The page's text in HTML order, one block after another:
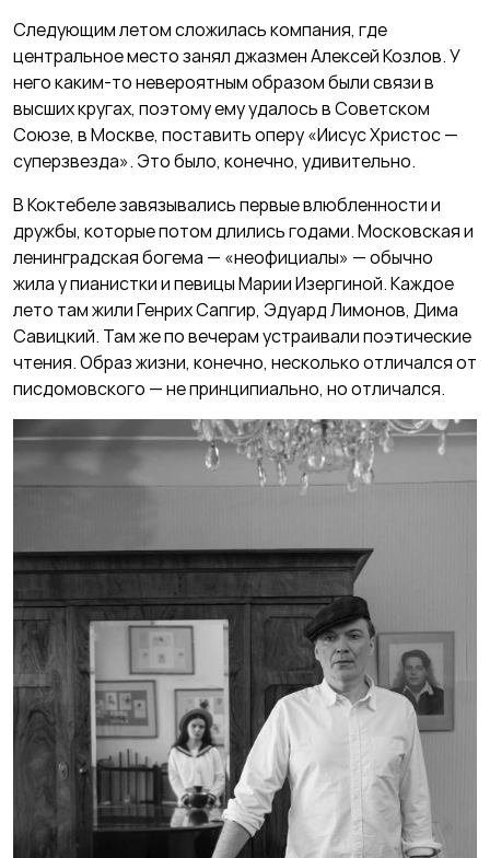
Следующим летом сложилась компания, где
центральное место занял джазмен Алексей Козлов. У
него каким-то невероятным образом были связи в
высших кругах, поэтому ему удалось в Советском
Союзе, в Москве, поставить оперу «Иисус Христос —
суперзвезда». Это было, конечно, удивительно.
В Коктебеле завязывались первые влюбленности и
дружбы, которые потом длились годами. Московская и
ленинградская богема — «неофициалы» — обычно
жила у пианистки и певицы Марии Изергиной. Каждое
лето там жили Генрих Сапгир, Эдуард Лимонов, Дима
Савицкий. Там же по вечерам устраивали поэтические
чтения. Образ жизни, конечно, несколько отличался от
писдомовского — не принципиально, но отличался.